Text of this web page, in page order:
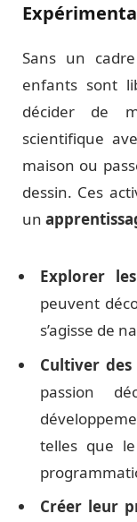
Sans un
enfants sont
décider de
scientifique
maison ou
dessin. Ces
un
Explorer
peuvent
s’agisse de
Cultiver
passion
telles que
Créer leur